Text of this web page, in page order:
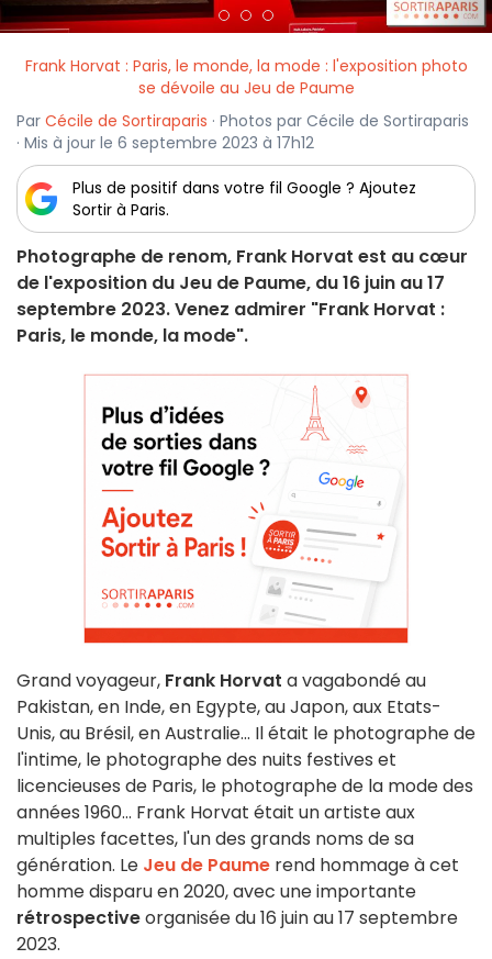
Frank Horvat : Paris, le monde, la mode : l'exposition photo
se dévoile au Jeu de Paume
Par Cécile de Sortiraparis · Photos par Cécile de Sortiraparis
· Mis à jour le 6 septembre 2023 à 17h12
Plus de positif dans votre fil Google ? Ajoutez
Sortir à Paris.
Photographe de renom, Frank Horvat est au cœur
de l'exposition du Jeu de Paume, du 16 juin au 17
septembre 2023. Venez admirer "Frank Horvat :
Paris, le monde, la mode".
Grand voyageur, Frank Horvat a vagabondé au
Pakistan, en Inde, en Egypte, au Japon, aux Etats-
Unis, au Brésil, en Australie... Il était le photographe de
l'intime, le photographe des nuits festives et
licencieuses de Paris, le photographe de la mode des
années 1960... Frank Horvat était un artiste aux
multiples facettes, l'un des grands noms de sa
génération. Le Jeu de Paume rend hommage à cet
homme disparu en 2020, avec une importante
rétrospectiveorganisée du 16 juin au 17 septembre
2023.